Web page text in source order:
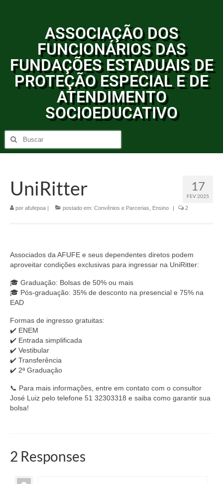
ASSOCIAÇÃO DOS
FUNCIONÁRIOS DAS
FUNDAÇÕES ESTADUAIS DE
PROTEÇÃO ESPECIAL E DE
ATENDIMENTO
SOCIOEDUCATIVO
17
FEV 2025
UniRitter
por afufepoa postado em: Convênios e Parcerias Ensino 2
Associados da AFUFE e seus dependentes diretos podem
aproveitar condições exclusivas para ingressar na UniRitter:
🎓 Graduação: Bolsas de 50% ou mais
🎓 Pós-graduação: 35% de desconto na presencial e 75% na
EAD
Formas de ingresso gratuitas:
✔️ ENEM
✔️ Entrada simplificada
✔️ Vestibular
✔️ Transferência
✔️ 2ª Graduação
📞 Para mais informações, entre em contato com o consultor
José Luiz pelo telefone 51 32303318 e saiba como garantir sua
bolsa!
2 Responses